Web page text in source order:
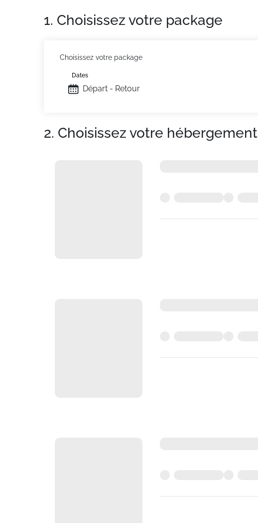
1. Choisissez votre package
Choisissez votre package
Départ - Retour
Dates
2. Choisissez votre hébergement